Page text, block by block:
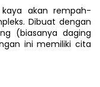
akan rempah-
Dibuat dengan
(biasanya daging
ini memiliki cita